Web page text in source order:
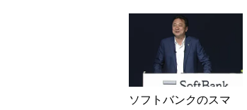
ソフトバンクのスマ